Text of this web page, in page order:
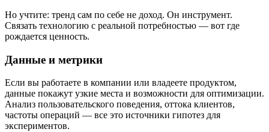
Но учтите: тренд сам по себе не доход. Он инструмент.
Связать технологию с реальной потребностью — вот где
рождается ценность.
Данные и метрики
Если вы работаете в компании или владеете продуктом,
данные покажут узкие места и возможности для оптимизации.
Анализ пользовательского поведения, оттока клиентов,
частоты операций — все это источники гипотез для
экспериментов.